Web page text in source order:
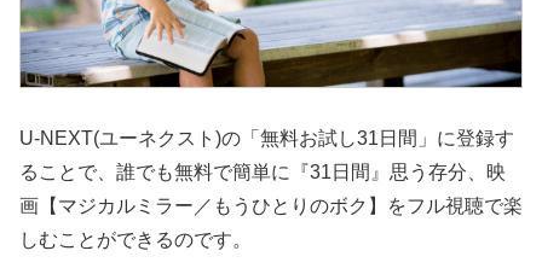
U-NEXT(ユーネクスト)の「無料お試し31日間」に登録す
ることで、誰でも無料で簡単に『31日間』思う存分、映
画【マジカルミラー／もうひとりのボク】をフル視聴で楽
しむことができるのです。